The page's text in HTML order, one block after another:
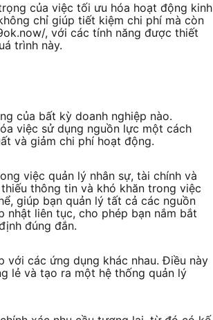
của việc tối ưu hóa hoạt động kinh
chỉ giúp tiết kiệm chi phí mà còn
, với các tính năng được thiết
trình này.
của bất kỳ doanh nghiệp nào.
việc sử dụng nguồn lực một cách
và giảm chi phí hoạt động.
việc quản lý nhân sự, tài chính và
thông tin và khó khăn trong việc
giúp bạn quản lý tất cả các nguồn
nhật liên tục, cho phép bạn nắm bắt
đúng đắn.
các ứng dụng khác nhau. Điều này
lẻ và tạo ra một hệ thống quản lý